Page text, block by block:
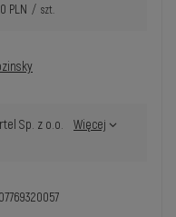
PLN / szt.
Sp. z o.o. Więcej